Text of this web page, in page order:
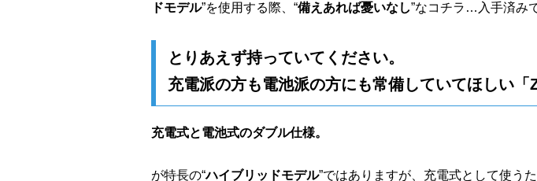
ドモデル”を使用する際、“備えあれば憂いなし”なコチラ…入手済み
とりあえず持っていてください。
充電派の方も電池派の方にも常備していてほしい「
充電式と電池式のダブル仕様。
が特長の“ハイブリッドモデル”ではありますが、充電式として使う